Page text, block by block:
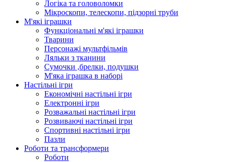
Логіка та головоломки
Мікроскопи, телескопи, підзорні труби
М'які іграшки
Функціональні м'які іграшки
Тварини
Персонажі мультфільмів
Ляльки з тканини
Сумочки ,брелки, подушки
М'яка іграшка в наборі
Настільні ігри
Економічні настільні ігри
Електронні ігри
Розважальні настільні ігри
Розвиваючі настільні ігри
Спортивні настільні ігри
Пазли
Роботи та трансформери
Роботи